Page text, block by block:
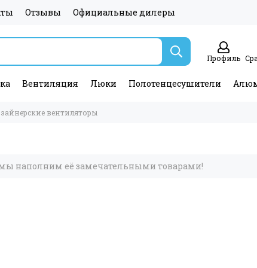
Отзывы Официальные дилеры
Профиль
Вентиляция Люки Полотенцесушители
вентиляторы
мы наполним её замечательными товарами!